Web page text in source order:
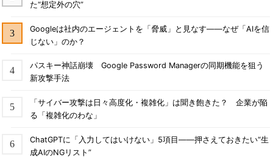
た“想定外の穴”
Googleは社内のエージェントを「脅威」と見なす――なぜ「AIを信
じない」のか？
パスキー神話崩壊 Google Password Managerの同期機能を狙う
新攻撃手法
「サイバー攻撃は日々高度化・複雑化」は聞き飽きた？ 企業が陥
る「複雑化のわな」
ChatGPTに「入力してはいけない」5項目――押さえておきたい“生
成AIのNGリスト”